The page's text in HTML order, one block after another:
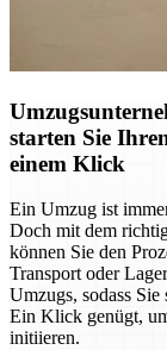
starten Sie
einem Klick
Ein Umzug ist
Doch mit dem
können Sie den
Transport oder
Umzugs, sodass
Ein Klick genügt,
initiieren.